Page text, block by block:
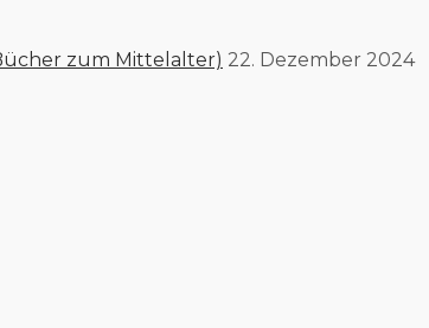
zum Mittelalter) 22. Dezember 2024